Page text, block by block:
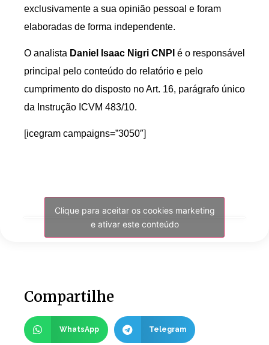
exclusivamente a sua opinião pessoal e foram
elaboradas de forma independente.
O analista Daniel Isaac Nigri CNPI é o responsável
principal pelo conteúdo do relatório e pelo
cumprimento do disposto no Art. 16, parágrafo único
da Instrução ICVM 483/10.
[icegram campaigns=”3050″]
Clique para aceitar os cookies marketing
e ativar este conteúdo
Compartilhe
WhatsApp Telegram